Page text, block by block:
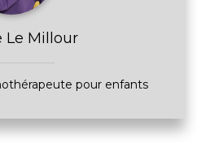
Le Millour
pour enfants